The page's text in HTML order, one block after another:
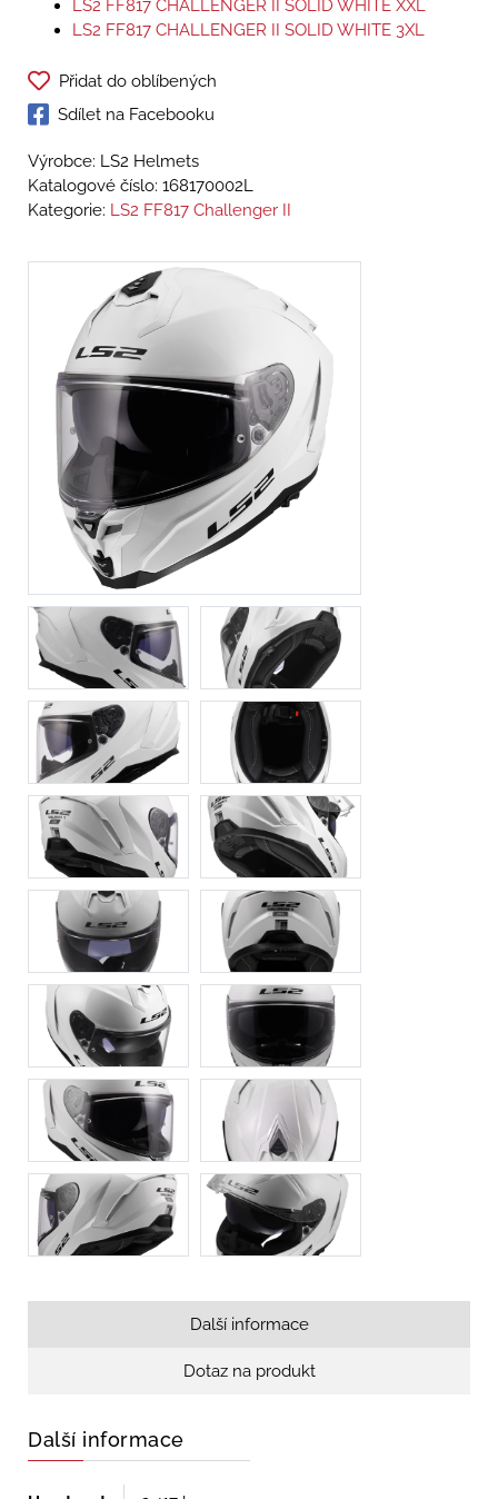
LS2 FF817 CHALLENGER II SOLID WHITE XXL
LS2 FF817 CHALLENGER II SOLID WHITE 3XL
Přidat do oblíbených
Sdílet na Facebooku
Výrobce: LS2 Helmets
Katalogové číslo: 168170002L
Kategorie: LS2 FF817 Challenger II
Další informace
Dotaz na produkt
Další informace